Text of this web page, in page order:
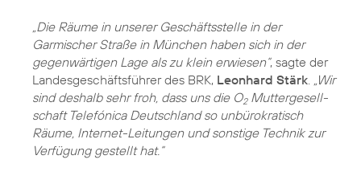
„Die Räume in unserer Geschäftsstelle in der
Garmischer Straße in München haben sich in der
gegenwärtigen Lage als zu klein erwiesen“, sagte der
Landesgeschäftsführer des BRK, Leonhard Stärk
„Wir
sind deshalb sehr froh, dass uns die O2Mutter­gesell­
schaft Telefónica Deutschland so unbürokratisch
Räume, Internet-Leitungen und sonstige Technik zur
Verfügung gestellt hat.“